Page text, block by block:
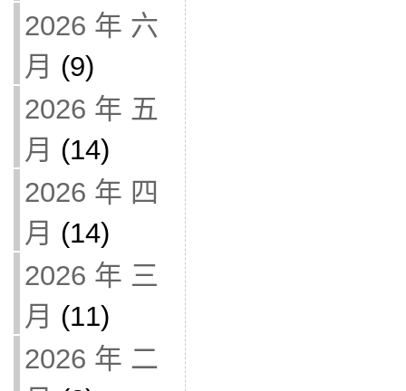
2026 年 六
月 (9)
2026 年 五
月 (14)
2026 年 四
月 (14)
2026 年 三
月 (11)
2026 年 二